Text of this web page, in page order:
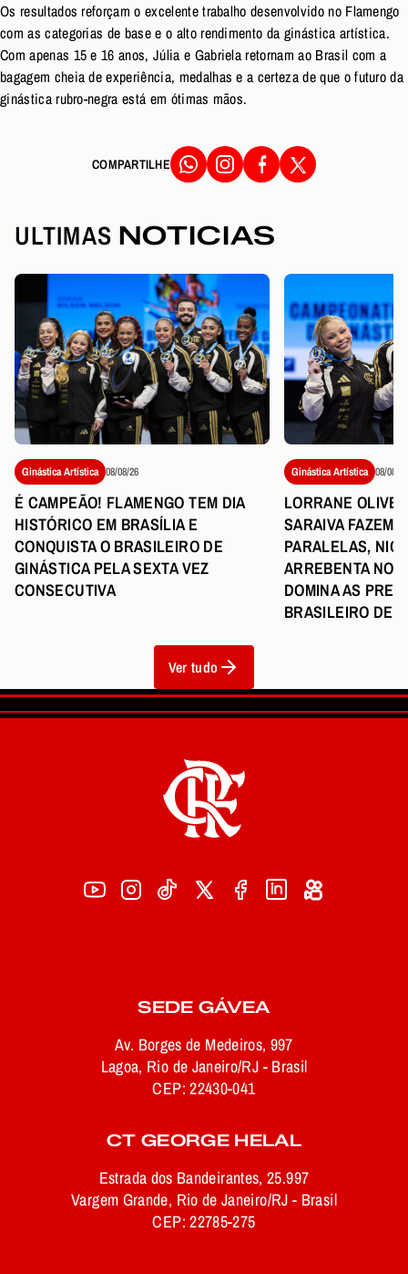
Os resultados reforçam o excelente trabalho desenvolvido no Flamengo
com as categorias de base e o alto rendimento da ginástica artística.
Com apenas 15 e 16 anos, Júlia e Gabriela retornam ao Brasil com a
bagagem cheia de experiência, medalhas e a certeza de que o futuro da
ginástica rubro-negra está em ótimas mãos.
COMPARTILHE
ULTIMAS NOTICIAS
Ginástica Artística 08/08/26
É CAMPEÃO! FLAMENGO TEM DIA
HISTÓRICO EM BRASÍLIA E
CONQUISTA O BRASILEIRO DE
GINÁSTICA PELA SEXTA VEZ
CONSECUTIVA
Ginástica Artística 08/08/26
LORRANE
SARAIVA FAZEM
PARALELAS,
ARREBENTA NO
DOMINA AS
BRASILEIRO DE
Ver tudo
SEDE GÁVEA
Av. Borges de Medeiros, 997
Lagoa, Rio de Janeiro/RJ - Brasil
CEP: 22430-041
CT GEORGE HELAL
Estrada dos Bandeirantes, 25.997
Vargem Grande, Rio de Janeiro/RJ - Brasil
CEP: 22785-275